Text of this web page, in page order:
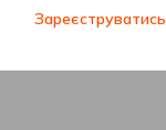
Зареєструватись